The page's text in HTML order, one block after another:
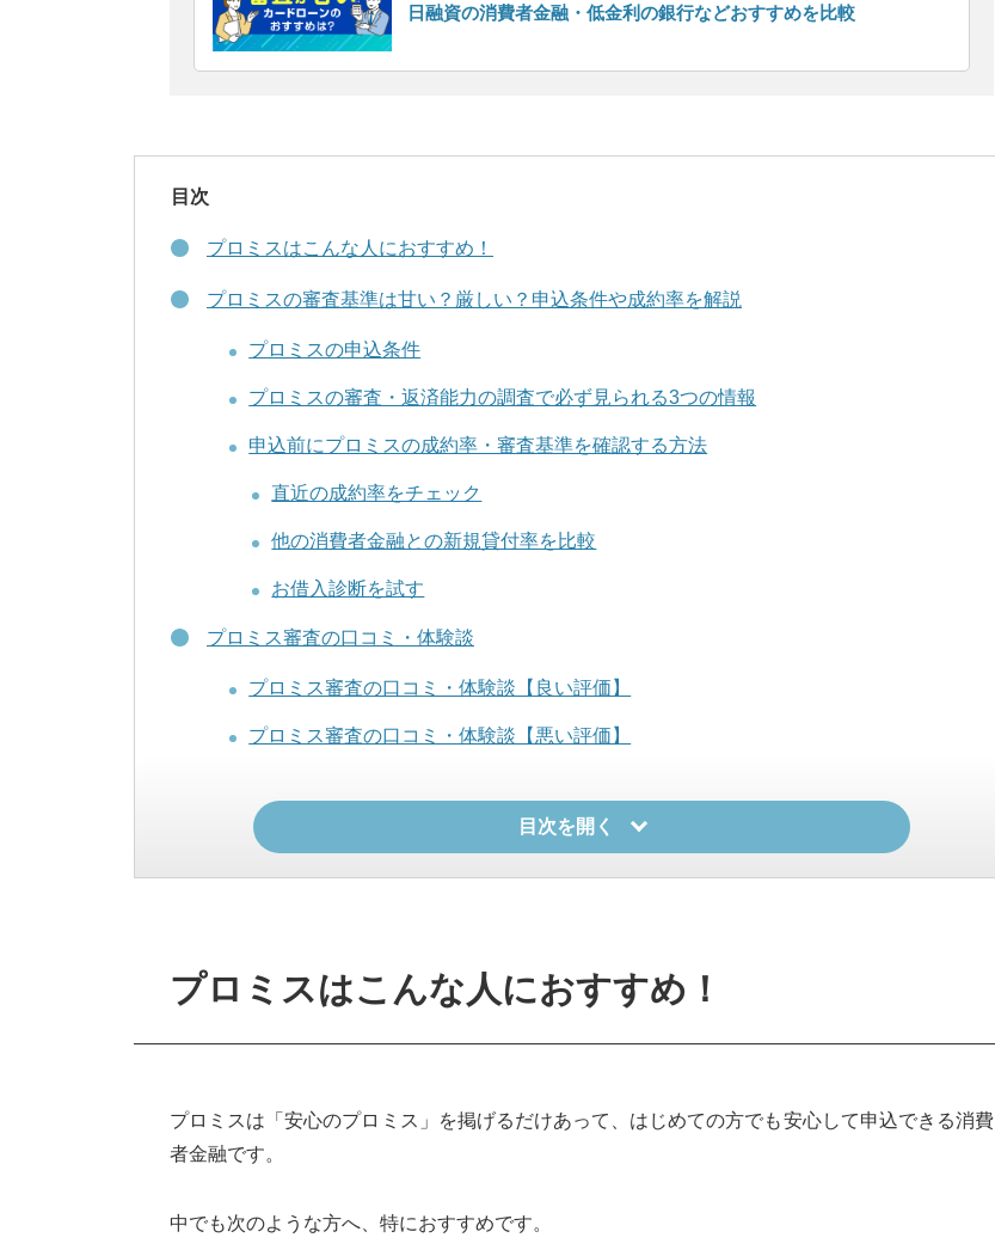
日融資の消費者金融・低金利の銀行などおすすめを比較
目次
プロミスはこんな人におすすめ！
プロミスの審査基準は甘い？厳しい？申込条件や成約率を解説
プロミスの申込条件
プロミスの審査・返済能力の調査で必ず見られる3つの情報
申込前にプロミスの成約率・審査基準を確認する方法
直近の成約率をチェック
他の消費者金融との新規貸付率を比較
お借入診断を試す
プロミス審査の口コミ・体験談
プロミス審査の口コミ・体験談【良い評価】
プロミス審査の口コミ・体験談【悪い評価】
プロミスの審査に落ちないための5つのポイント
①申込情報は正確に申告する
③他社での借入状況を正確に把握しておく
審査に通るために他にしておくべきこと審査に通るために他にしておくべきこと
プロミスの審査に落ちた！よくある審査落ち理由
収入が安定していない
目次を開く
プロミスはこんな人におすすめ！
プロミスは「安心のプロミス」を掲げるだけあって、はじめての方でも安心して申込できる消費
者金融です。
中でも次のような方へ、特におすすめです。